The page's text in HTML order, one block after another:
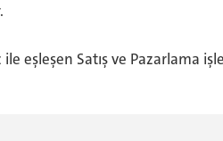
eşleşen Satış ve Pazarlama